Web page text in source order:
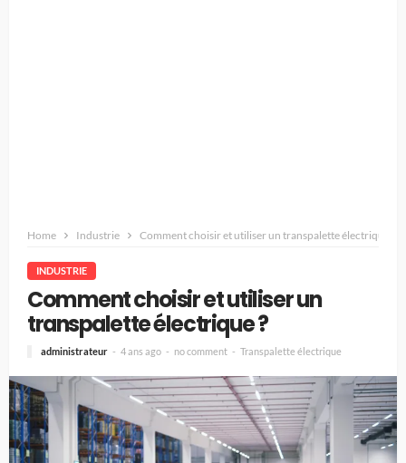
Home Industrie Comment choisir et utiliser un transpalette électrique ?
INDUSTRIE
Comment choisir et utiliser un
transpalette électrique ?
administrateur 4 ans ago no comment Transpalette électrique